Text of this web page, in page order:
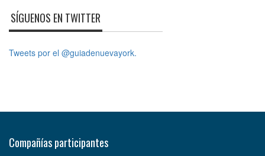
SÍGUENOS EN TWITTER
Tweets por el @guiadenuevayork.
Compañías participantes